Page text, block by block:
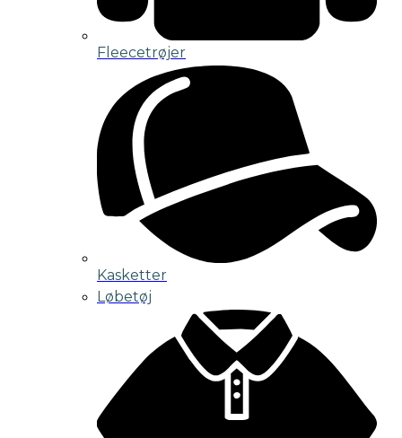
Fleecetrøjer
Kasketter
Løbetøj